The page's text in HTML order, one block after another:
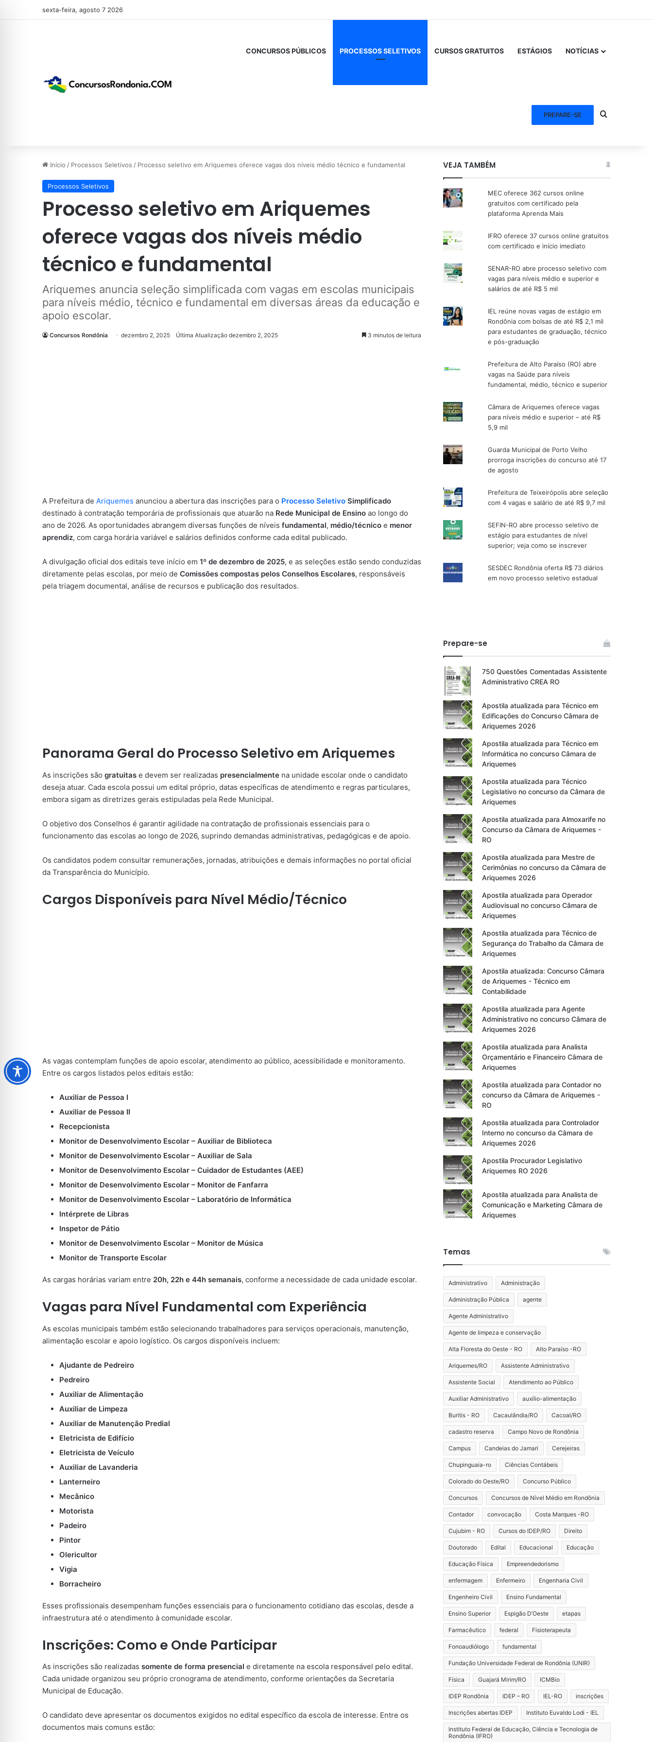
sexta-feira, agosto 7 2026
CONCURSOS PÚBLICOS PROCESSOS SELETIVOS CURSOS GRATUITOS ESTÁGIOS NOTÍCIAS
PREPARE-SE Procurar por
Início / Processos Seletivos / Processo seletivo em Ariquemes oferece vagas dos níveis médio técnico e fundamental
Processos Seletivos
Processo seletivo em Ariquemes
oferece vagas dos níveis médio
técnico e fundamental
Ariquemes anuncia seleção simplificada com vagas em escolas municipais
para níveis médio, técnico e fundamental em diversas áreas da educação e
apoio escolar.
Concursos Rondônia dezembro 2, 2025 Última Atualização dezembro 2, 2025 3 minutos de leitura
A Prefeitura de Ariquemes anunciou a abertura das inscrições para o Processo Seletivo Simplificado
destinado à contratação temporária de profissionais que atuarão na Rede Municipal de Ensino ao longo do
ano de 2026. As oportunidades abrangem diversas funções de níveis fundamental, médio/técnico e menor
aprendiz, com carga horária variável e salários definidos conforme cada edital publicado.
A divulgação oficial dos editais teve início em 1º de dezembro de 2025, e as seleções estão sendo conduzidas
diretamente pelas escolas, por meio de Comissões compostas pelos Conselhos Escolares, responsáveis
pela triagem documental, análise de recursos e publicação dos resultados.
Panorama Geral do Processo Seletivo em Ariquemes
As inscrições são gratuitas e devem ser realizadas presencialmente na unidade escolar onde o candidato
deseja atuar. Cada escola possui um edital próprio, datas específicas de atendimento e regras particulares,
embora sigam as diretrizes gerais estipuladas pela Rede Municipal.
O objetivo dos Conselhos é garantir agilidade na contratação de profissionais essenciais para o
funcionamento das escolas ao longo de 2026, suprindo demandas administrativas, pedagógicas e de apoio.
Os candidatos podem consultar remunerações, jornadas, atribuições e demais informações no portal oficial
da Transparência do Município.
Cargos Disponíveis para Nível Médio/Técnico
As vagas contemplam funções de apoio escolar, atendimento ao público, acessibilidade e monitoramento.
Entre os cargos listados pelos editais estão:
Auxiliar de Pessoa I
Auxiliar de Pessoa II
Recepcionista
Monitor de Desenvolvimento Escolar – Auxiliar de Biblioteca
Monitor de Desenvolvimento Escolar – Auxiliar de Sala
Monitor de Desenvolvimento Escolar – Cuidador de Estudantes (AEE)
Monitor de Desenvolvimento Escolar – Monitor de Fanfarra
Monitor de Desenvolvimento Escolar – Laboratório de Informática
Intérprete de Libras
Inspetor de Pátio
Monitor de Desenvolvimento Escolar – Monitor de Música
Monitor de Transporte Escolar
As cargas horárias variam entre 20h, 22h e 44h semanais, conforme a necessidade de cada unidade escolar.
Vagas para Nível Fundamental com Experiência
As escolas municipais também estão selecionando trabalhadores para serviços operacionais, manutenção,
alimentação escolar e apoio logístico. Os cargos disponíveis incluem:
Ajudante de Pedreiro
Pedreiro
Auxiliar de Alimentação
Auxiliar de Limpeza
Auxiliar de Manutenção Predial
Eletricista de Edifício
Eletricista de Veículo
Auxiliar de Lavanderia
Lanterneiro
Mecânico
Motorista
Padeiro
Pintor
Olericultor
Vigia
Borracheiro
Esses profissionais desempenham funções essenciais para o funcionamento cotidiano das escolas, desde a
infraestrutura até o atendimento à comunidade escolar.
Inscrições: Como e Onde Participar
As inscrições são realizadas somente de forma presencial e diretamente na escola responsável pelo edital.
Cada unidade organizou seu próprio cronograma de atendimento, conforme orientações da Secretaria
Municipal de Educação.
O candidato deve apresentar os documentos exigidos no edital específico da escola de interesse. Entre os
documentos mais comuns estão:
VEJA TAMBÉM
MEC oferece 362 cursos online
gratuitos com certificado pela
plataforma Aprenda Mais
IFRO oferece 37 cursos online gratuitos
com certificado e início imediato
SENAR-RO abre processo seletivo com
vagas para níveis médio e superior e
salários de até R$ 5 mil
IEL reúne novas vagas de estágio em
Rondônia com bolsas de até R$ 2,1 mil
para estudantes de graduação, técnico
e pós-graduação
Prefeitura de Alto Paraíso (RO) abre
vagas na Saúde para níveis
fundamental, médio, técnico e superior
Câmara de Ariquemes oferece vagas
para níveis médio e superior – até R$
5,9 mil
Guarda Municipal de Porto Velho
prorroga inscrições do concurso até 17
de agosto
Prefeitura de Teixeirópolis abre seleção
com 4 vagas e salário de até R$ 9,7 mil
SEFIN-RO abre processo seletivo de
estágio para estudantes de nível
superior; veja como se inscrever
SESDEC Rondônia oferta R$ 73 diários
em novo processo seletivo estadual
Prepare-se
750 Questões Comentadas Assistente
Administrativo CREA RO
Apostila atualizada para Técnico em
Edificações do Concurso Câmara de
Ariquemes 2026
Apostila atualizada para Técnico em
Informática no concurso Câmara de
Ariquemes
Apostila atualizada para Técnico
Legislativo no concurso da Câmara de
Ariquemes
Apostila atualizada para Almoxarife no
Concurso da Câmara de Ariquemes -
RO
Apostila atualizada para Mestre de
Cerimônias no concurso da Câmara de
Ariquemes 2026
Apostila atualizada para Operador
Audiovisual no concurso Câmara de
Ariquemes
Apostila atualizada para Técnico de
Segurança do Trabalho da Câmara de
Ariquemes
Apostila atualizada: Concurso Câmara
de Ariquemes - Técnico em
Contabilidade
Apostila atualizada para Agente
Administrativo no concurso Câmara de
Ariquemes 2026
Apostila atualizada para Analista
Orçamentário e Financeiro Câmara de
Ariquemes
Apostila atualizada para Contador no
concurso da Câmara de Ariquemes -
RO
Apostila atualizada para Controlador
Interno no concurso da Câmara de
Ariquemes 2026
Apostila Procurador Legislativo
Ariquemes RO 2026
Apostila atualizada para Analista de
Comunicação e Marketing Câmara de
Ariquemes
Temas
Administrativo Administração
Administração Pública agente
Agente Administrativo
Agente de limpeza e conservação
Alta Floresta do Oeste - RO Alto Paraíso -RO
Ariquemes/RO Assistente Administrativo
Assistente Social Atendimento ao Público
Auxiliar Administrativo auxílio-alimentação
Buritis - RO Cacaulândia/RO Cacoal/RO
cadastro reserva Campo Novo de Rondônia
Campus Candeias do Jamari Cerejeiras
Chupinguaia-ro Ciências Contábeis
Colorado do Oeste/RO Concurso Público
Concursos Concursos de Nível Médio em Rondônia
Contador convocação Costa Marques -RO
Cujubim - RO Cursos do IDEP/RO Direito
Doutorado Edital Educacional Educação
Educação Física Empreendedorismo
enfermagem Enfermeiro Engenharia Civil
Engenheiro Civil Ensino Fundamental
Ensino Superior Espigão D’Oeste etapas
Farmacêutico federal Fisioterapeuta
Fonoaudiólogo fundamental
Fundação Universidade Federal de Rondônia (UNIR)
Física Guajará Mirim/RO ICMBio
IDEP Rondônia IDEP – RO IEL-RO inscrições
Inscrições abertas IDEP Instituto Euvaldo Lodi - IEL
Instituto Federal de Educação, Ciência e Tecnologia de
Rondônia (IFRO)